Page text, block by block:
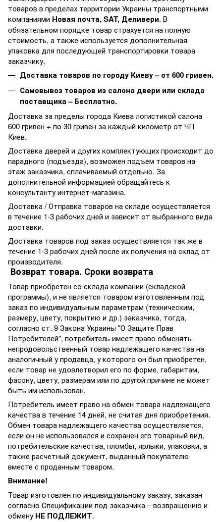
товаров в пределах территории Украины транспортными
компаниями Новая почта, SAT, Деливери. В
обязательном порядке товар страхуется на полную
стоимость, а также используется дополнительная
упаковка для последующей транспортировки товара
заказчику.
Доставка товаров по городу Киеву – от 600 гривен.
Самовывоз товаров из салона двери или склада
поставщика – Бесплатно.
Доставка за пределы города Киева логистикой салона
600 гривен + по 30 гривен за каждый километр от ЧП
Киев.
Доставка дверей и других комплектующих происходит до
парадного (подъезда), возможен подъем товаров на
этаж заказчика, сплачиваемый отдельно. За
дополнительной информацией обращайтесь к
консультанту интернет-магазина.
Доставка / Отправка товаров на складе осуществляется
в течение 1-3 рабочих дней и зависит от выбранного вида
доставки.
Доставка товаров под заказ осуществляется так же в
течение 1-3 рабочих дней после их получения на склад от
производителя.
Возврат товара. Сроки возврата
Товар приобретен со склада компании (складской
программы), и не является товаром изготовленным под
заказ по индивидуальным параметрам (техническим,
размеру, цвету, покрытию и др.) заказчика, тогда,
согласно ст. 9 Закона Украины "О Защите Прав
Потребителей", потребитель имеет право обменять
непродовольственный товар надлежащего качества на
аналогичный у продавца, у которого он был приобретен,
если товар не удовлетворил его по форме, габаритам,
фасону, цвету, размерам или по другой причине не может
быть им использован.
Потребитель имеет право на обмен товара надлежащего
качества в течение 14 дней, не считая дня приобретения.
Обмен товара надлежащего качества осуществляется,
если он не использовался и сохранен его товарный вид,
потребительские качества, пломбы, ярлыки, упаковки, а
также расчетный документ, выданный покупателю
вместе с проданным товаром.
Внимание!
Товар изготовлен по индивидуальному заказу, заказан
согласно Спецификации под заказчика – возвращению и
обменуНЕ ПОДЛЕЖИТ.